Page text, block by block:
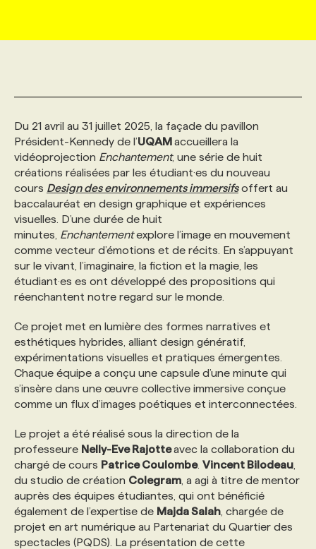
NOUVEAUX MANDATS
INITIATIVES NUMÉRIQUES
PRIX ET DISTINCTIONS
TENDANCES
MARKETING DURABLE
GEO/SEO
ÉVÉNEMENTIEL
NOS AUTEUR‧RICES
BULLETIN RECRUTEMENT
ANNONCEZ AVEC NOUS
AFFICHEZ UN POSTE / TARIFS
PROFIL ENTREPRISE
FAQ
ANNONCEZ AVEC NOUS
CANDIDAT
PROFIL CANDIDAT
NOS CONFÉRENCES
ANNONCEZ AVEC NOUS
FORMATIONS
NOS PARCOURS DE FORMATIONS
FORMATIONS PERSONNALISÉES
NOS FORMATEUR‧RICES
POURQUOI CHOISIR NOS FORMATIONS
PROGRAMMES DE SUBVENTIONS
FAQ
ANNONCEZ AVEC NOUS
SERVICE DE CHASSE DE TÊTE
NOS TARIFS
NOS EXPERTISES
FAQ
ANNONCEZ AVEC NOUS
Du 21 avril au 31 juillet 2025, la façade du pavillon
Président-Kennedy de l’UQAMaccueillera la
vidéoprojection Enchantement, une série de huit
créations réalisées par les étudiant·es du nouveau
cours Design des environnements immersifsoffert au
baccalauréat en design graphique et expériences
visuelles. D’une durée de huit
minutes, Enchantementexplore l’image en mouvement
comme vecteur d’émotions et de récits. En s’appuyant
sur le vivant, l’imaginaire, la fiction et la magie, les
étudiant·es es ont développé des propositions qui
réenchantent notre regard sur le monde.
Ce projet met en lumière des formes narratives et
esthétiques hybrides, alliant design génératif,
expérimentations visuelles et pratiques émergentes.
Chaque équipe a conçu une capsule d’une minute qui
s’insère dans une œuvre collective immersive conçue
comme un flux d’images poétiques et interconnectées.
Le projet a été réalisé sous la direction de la
professeure Nelly-Eve Rajotteavec la collaboration du
chargé de cours Patrice Coulombe. Vincent Bilodeau
du studio de création Colegram , a agi à titre de mentor
auprès des équipes étudiantes, qui ont bénéficié
également de l’expertise de Majda Salah , chargée de
projet en art numérique au Partenariat du Quartier des
spectacles (PQDS). La présentation de cette